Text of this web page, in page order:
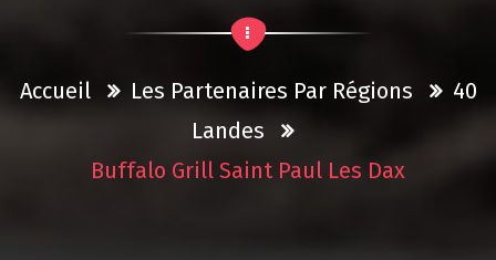
Accueil Les Partenaires Par Régions
40
Landes
Buffalo Grill Saint Paul Les Dax